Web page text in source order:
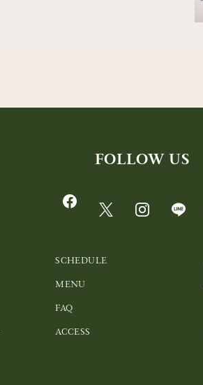
FOLLOW US
SCHEDULE
MENU
FAQ
ACCESS